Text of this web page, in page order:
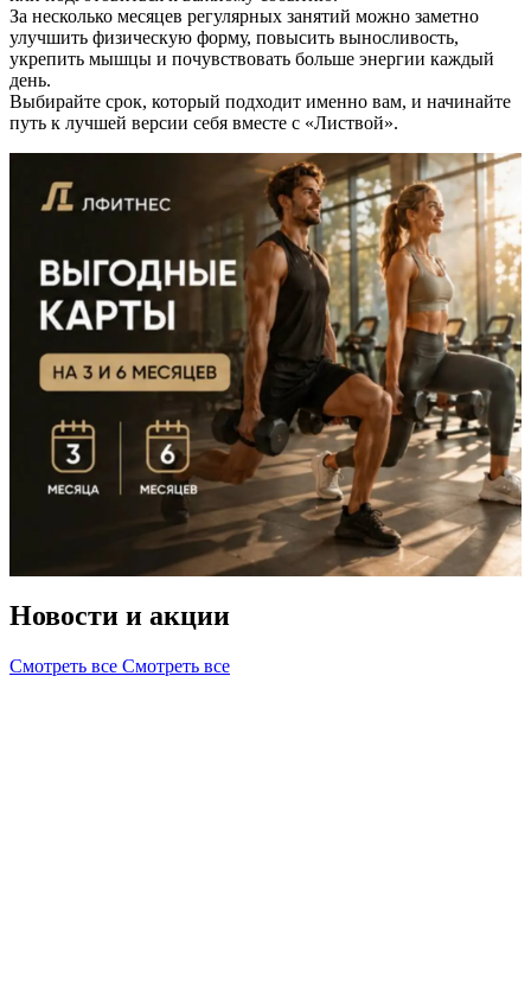
За несколько месяцев регулярных занятий можно заметно
улучшить физическую форму, повысить выносливость,
укрепить мышцы и почувствовать больше энергии каждый
день.
Выбирайте срок, который подходит именно вам, и начинайте
путь к лучшей версии себя вместе с «Листвой».
Новости и акции
Смотреть все Смотреть все